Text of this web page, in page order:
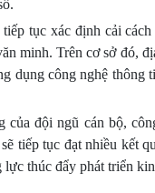
tục xác định cải
minh. Trên cơ sở đó,
dụng công nghệ
đội ngũ cán bộ,
tiếp tục đạt nhiều kết
thúc đẩy phát triển